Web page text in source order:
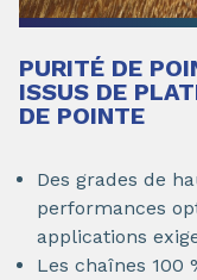
PURITÉ DE
ISSUS DE
DE POINTE
Des grades de
performances
applications
Les chaînes 100